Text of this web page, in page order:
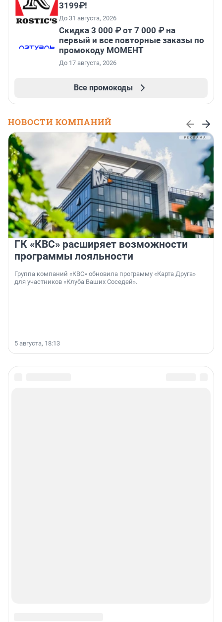
3199₽!
До 31 августа, 2026
Скидка 3 000 ₽ от 7 000 ₽ на
первый и все повторные заказы по
промокоду МОМЕНТ
До 17 августа, 2026
Все промокоды
НОВОСТИ КОМПАНИЙ
ГК «КВС» расширяет возможности
программы лояльности
Группа компаний «КВС» обновила программу «Карта Друга»
для участников «Клуба Ваших Соседей».
5 августа, 18:13